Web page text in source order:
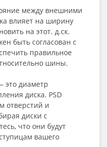
между внешними
влияет на ширину
на этот. д.ск.
быть согласован с
правильное
шины.
это диаметр
диска. PSD
отверстий и
диски с
что они будут
вашего